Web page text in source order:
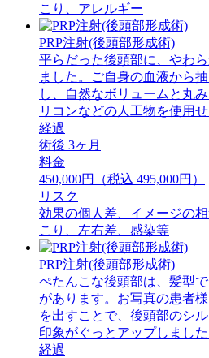
こり、アレルギー
PRP注射(後頭部形成術)
平らだった後頭部に、やわ
ました。ご自身の血液から
し、自然なボリュームと丸
リコンなどの人工物を使
経過
術後 3ヶ月
料金
450,000円（税込 495,000円）
リスク
効果の個人差、イメージの
こり、左右差、感染等
PRP注射(後頭部形成術)
ぺたんこな後頭部は、髪型
があります。お写真の患者
を出すことで、後頭部のシ
印象がぐっとアップしま
経過